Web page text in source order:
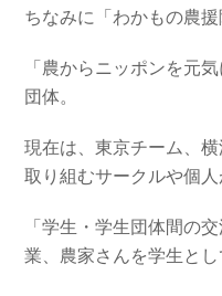
ちなみに「わかもの農
「農からニッポンを元
団体。
現在は、東京チーム、
取り組むサークルや個
「学生・学生団体間の
業、農家さんを学生とし